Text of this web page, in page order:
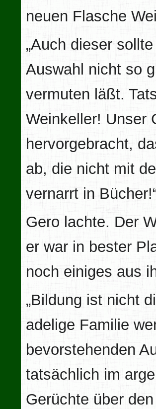
neuen Flasche
„Auch dieser
Auswahl nicht so
vermuten läßt.
Weinkeller! Unser
hervorgebracht,
ab, die nicht mit
vernarrt in
Gero lachte. Der
er war in bester
noch einiges aus
„Bildung ist nicht
adelige Familie
bevorstehenden
tatsächlich im
Gerüchte über